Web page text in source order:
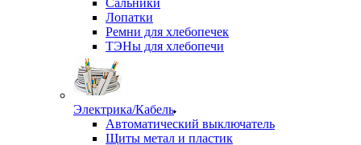
Сальники
Лопатки
Ремни для хлебопечек
ТЭНы для хлебопечи
Электрика/Кабель
Автоматический выключатель
Щиты метал и пластик